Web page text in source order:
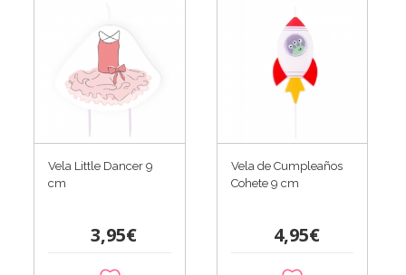
Vela Little Dancer 9
cm
3,95€
Vela de Cumpleaños
Cohete 9 cm
4,95€